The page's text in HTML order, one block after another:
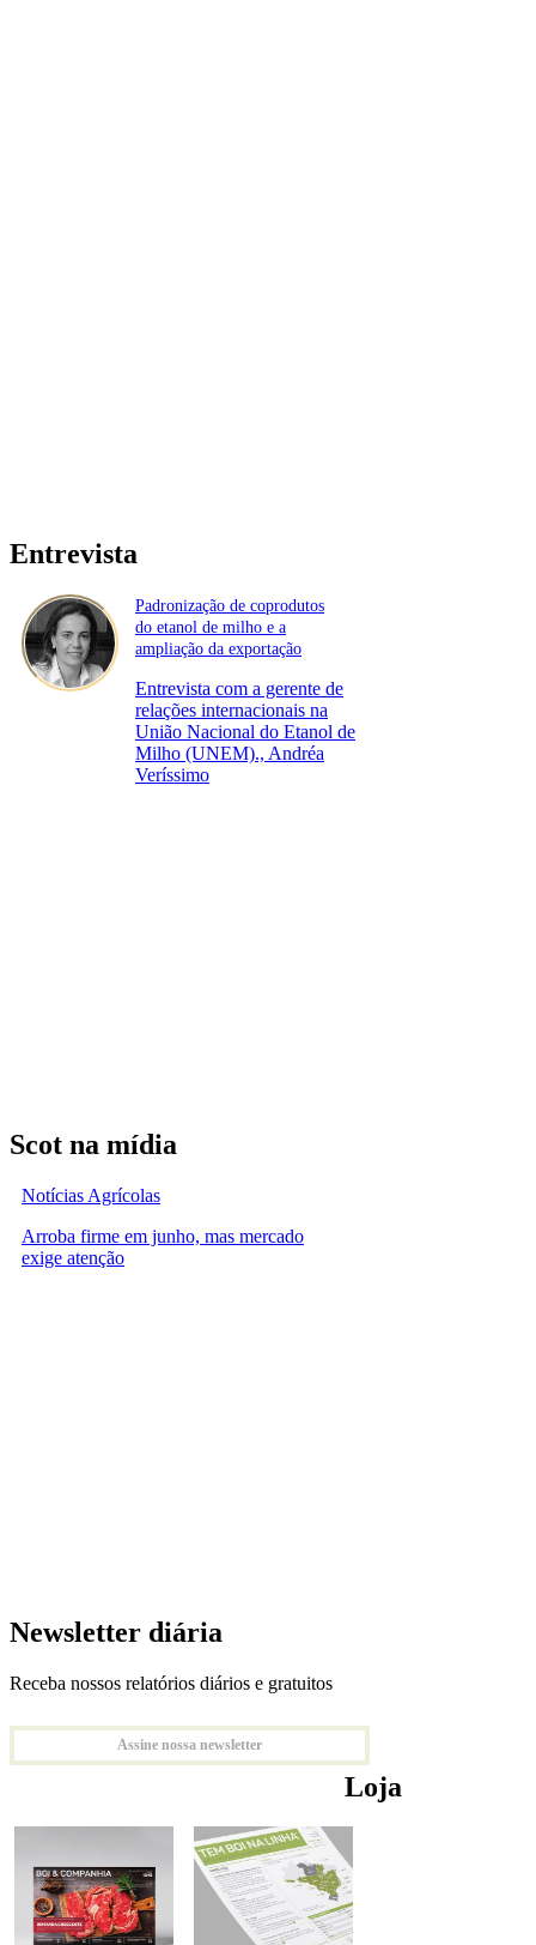
Entrevista
Padronização de coprodutos
do etanol de milho e a
ampliação da exportação
Entrevista com a gerente de
relações internacionais na
União Nacional do Etanol de
Milho (UNEM)., Andréa
Veríssimo
Scot na mídia
Notícias Agrícolas
Arroba firme em junho, mas mercado
exige atenção
Newsletter diária
Receba nossos relatórios diários e gratuitos
Assine nossa newsletter
Loja